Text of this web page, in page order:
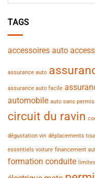
TAGS
accessoires auto
assurance auto
assurance auto facile
automobile auto sans permis
circuit du ravin
dégustation vin déplacements
essentiels voiture financement
formation conduite